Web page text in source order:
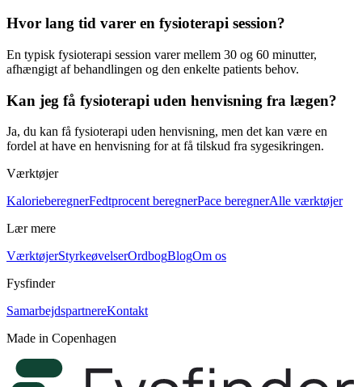
Hvor lang tid varer en fysioterapi session?
En typisk fysioterapi session varer mellem 30 og 60 minutter,
afhængigt af behandlingen og den enkelte patients behov.
Kan jeg få fysioterapi uden henvisning fra lægen?
Ja, du kan få fysioterapi uden henvisning, men det kan være en
fordel at have en henvisning for at få tilskud fra sygesikringen.
Værktøjer
KalorieberegnerFedtprocent beregnerPace beregnerAlle værktøjer
Lær mere
VærktøjerStyrkeøvelserOrdbogBlogOm os
Fysfinder
SamarbejdspartnereKontakt
Made in Copenhagen